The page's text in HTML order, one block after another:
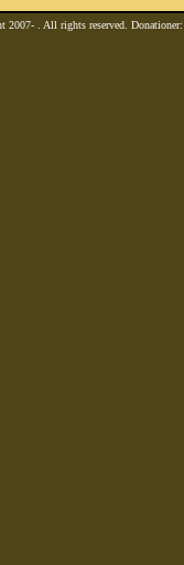
2007- . All rights reserved.